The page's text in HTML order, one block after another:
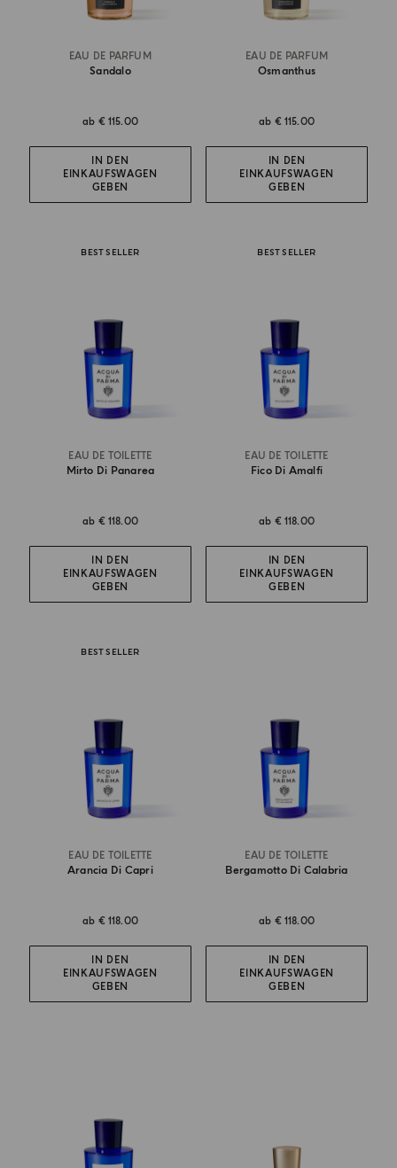
EAU DE PARFUM
Sandalo
ab € 115.00
IN DEN
EINKAUFSWAGEN
GEBEN
EAU DE PARFUM
Osmanthus
ab € 115.00
IN DEN
EINKAUFSWAGEN
GEBEN
BEST SELLER
EAU DE TOILETTE
Mirto Di Panarea
ab € 118.00
IN DEN
EINKAUFSWAGEN
GEBEN
BEST SELLER
EAU DE TOILETTE
Fico Di Amalfi
ab € 118.00
IN DEN
EINKAUFSWAGEN
GEBEN
BEST SELLER
EAU DE TOILETTE
Arancia Di Capri
ab € 118.00
IN DEN
EINKAUFSWAGEN
GEBEN
EAU DE TOILETTE
Bergamotto Di Calabria
ab € 118.00
IN DEN
EINKAUFSWAGEN
GEBEN